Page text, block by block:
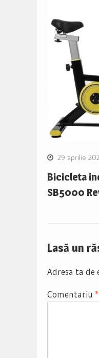
29 aprilie
Bicicleta
SB5000
Lasă un
Adresa ta de
Comentariu *